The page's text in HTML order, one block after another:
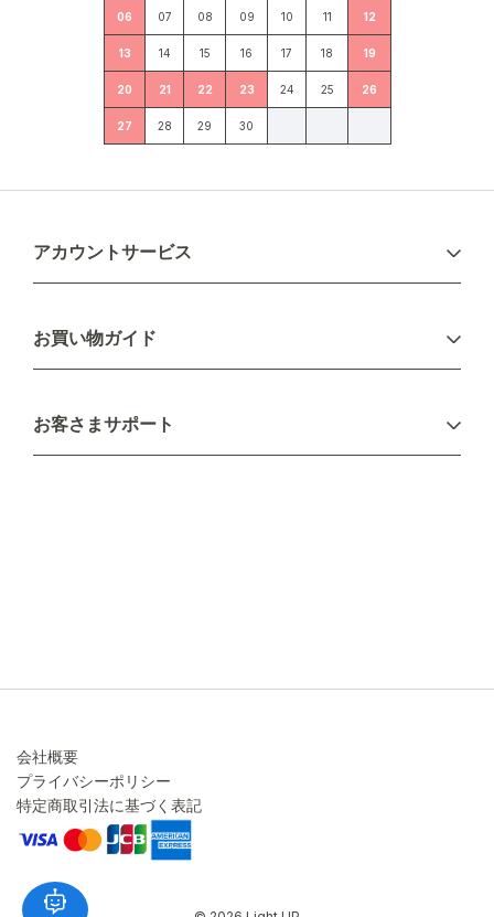
06 07 08 09 10 11 12
13 14 15 16 17 18 19
20 21 22 23 24 25 26
27 28 29 30
アカウントサービス
新規会員登録
お買い物ガイド
配送について
不良品・返品について
お客さまサポート
会社概要
プライバシーポリシー
特定商取引法に基づく表記